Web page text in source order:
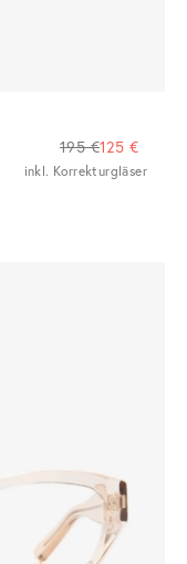
195 €125 €
inkl. Korrekturgläser